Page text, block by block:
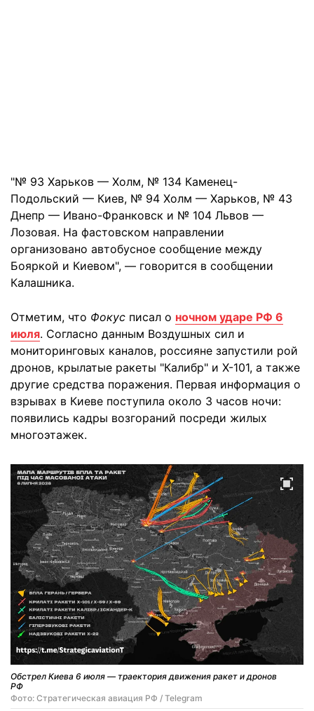
"№ 93 Харьков — Холм, № 134 Каменец-
Подольский — Киев, № 94 Холм — Харьков, № 43
Днепр — Ивано-Франковск и № 104 Львов —
Лозовая. На фастовском направлении
организовано автобусное сообщение между
Бояркой и Киевом", — говорится в сообщении
Калашника.
Отметим, что Фокус писал о ночном ударе РФ 6
июля. Согласно данным Воздушных сил и
мониторинговых каналов, россияне запустили рой
дронов, крылатые ракеты "Калибр" и Х-101, а также
другие средства поражения. Первая информация о
взрывах в Киеве поступила около 3 часов ночи:
появились кадры возгораний посреди жилых
многоэтажек.
Обстрел Киева 6 июля — траектория движения ракет и дронов
РФ
Фото: Стратегическая авиация РФ / Telegram